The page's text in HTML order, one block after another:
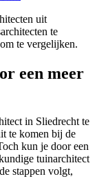
uit
te
te vergelijken.
een meer
in Sliedrecht te
te komen bij de
kun je door een
tuinarchitect
stappen volgt,